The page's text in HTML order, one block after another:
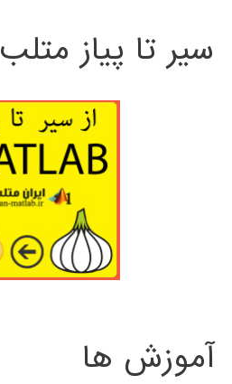
سیر تا پیاز متلب MATLAB
آموزش ها